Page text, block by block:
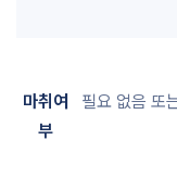
마취여
부
필요 없음 또